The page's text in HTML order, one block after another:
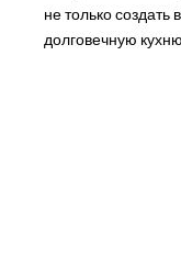
не только создать
долговечную кухню.